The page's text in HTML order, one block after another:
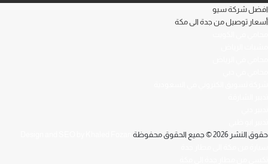
افضل شركة سيو
أسعار توصيل من جدة الى مكة
حقوق النشر 2026 © جميع الحقوق محفوظة